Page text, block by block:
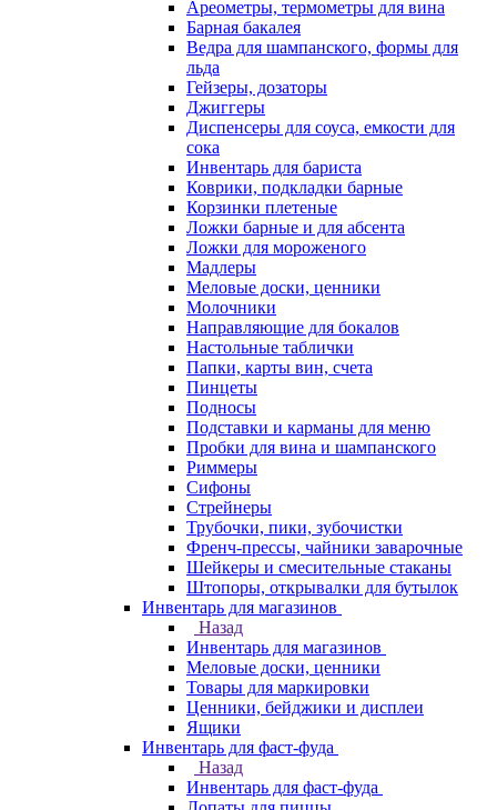
Ареометры, термометры для вина
Барная бакалея
Ведра для шампанского, формы для
льда
Гейзеры, дозаторы
Джиггеры
Диспенсеры для соуса, емкости для
сока
Инвентарь для бариста
Коврики, подкладки барные
Корзинки плетеные
Ложки барные и для абсента
Ложки для мороженого
Мадлеры
Меловые доски, ценники
Молочники
Направляющие для бокалов
Настольные таблички
Папки, карты вин, счета
Пинцеты
Подносы
Подставки и карманы для меню
Пробки для вина и шампанского
Риммеры
Сифоны
Стрейнеры
Трубочки, пики, зубочистки
Френч-прессы, чайники заварочные
Шейкеры и смесительные стаканы
Штопоры, открывалки для бутылок
Инвентарь для магазинов
Назад
Инвентарь для магазинов
Меловые доски, ценники
Товары для маркировки
Ценники, бейджики и дисплеи
Ящики
Инвентарь для фаст-фуда
Назад
Инвентарь для фаст-фуда